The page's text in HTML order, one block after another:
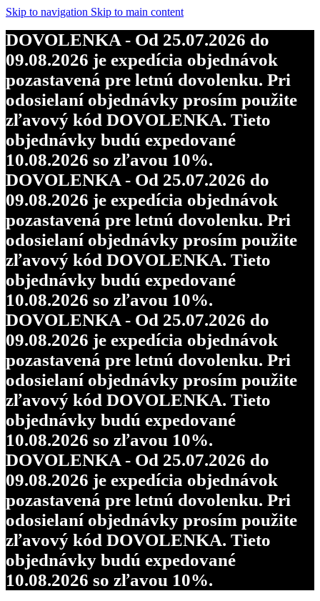
Skip to navigation Skip to main content
10.08.2026 so zľavou 10%.
DOVOLENKA - Od 25.07.2026 do
09.08.2026 je expedícia objednávok
pozastavená pre letnú dovolenku. Pri
odosielaní objednávky prosím použite
zľavový kód DOVOLENKA. Tieto
objednávky budú expedované
10.08.2026 so zľavou 10%.
DOVOLENKA - Od 25.07.2026 do
09.08.2026 je expedícia objednávok
pozastavená pre letnú dovolenku. Pri
odosielaní objednávky prosím použite
zľavový kód DOVOLENKA. Tieto
objednávky budú expedované
10.08.2026 so zľavou 10%.
DOVOLENKA - Od 25.07.2026 do
09.08.2026 je expedícia objednávok
pozastavená pre letnú dovolenku. Pri
odosielaní objednávky prosím použite
zľavový kód DOVOLENKA. Tieto
objednávky budú expedované
10.08.2026 so zľavou 10%.
DOVOLENKA - Od 25.07.2026 do
09.08.2026 je expedícia objednávok
pozastavená pre letnú dovolenku. Pri
odosielaní objednávky prosím použite
zľavový kód DOVOLENKA. Tieto
objednávky budú expedované
10.08.2026 so zľavou 10%.
DOVOLENKA - Od 25.07.2026 do
09.08.2026 je expedícia objednávok
pozastavená pre letnú dovolenku. Pri
odosielaní objednávky prosím použite
zľavový kód DOVOLENKA. Tieto
objednávky budú expedované
10.08.2026 so zľavou 10%.
DOVOLENKA - Od 25.07.2026 do
09.08.2026 je expedícia objednávok
pozastavená pre letnú dovolenku. Pri
odosielaní objednávky prosím použite
zľavový kód DOVOLENKA. Tieto
objednávky budú expedované
10.08.2026 so zľavou 10%.